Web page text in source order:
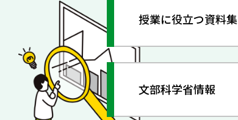
授業に役立つ資料集
文部科学省情報